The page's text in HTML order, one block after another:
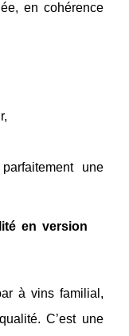
en cohérence
une
en version
à vins familial,
C’est une